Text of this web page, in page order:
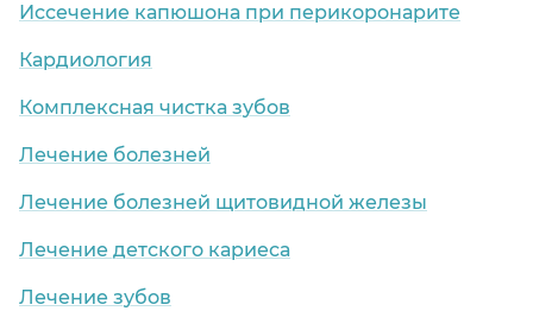
Иссечение капюшона при перикоронарите
Кардиология
Комплексная чистка зубов
Лечение болезней
Лечение болезней щитовидной железы
Лечение детского кариеса
Лечение зубов